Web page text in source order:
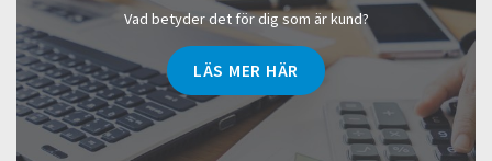
Vad betyder det för dig som är kund?
LÄS MER HÄR